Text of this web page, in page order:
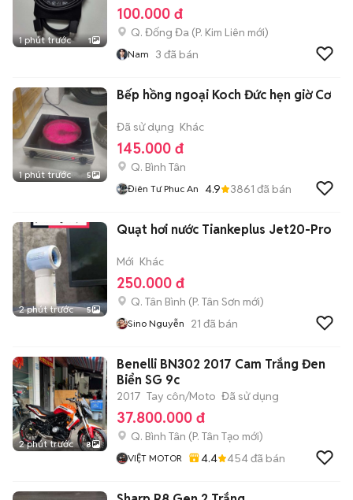
1 phút trước 1
100.000 đ
Q. Đống Đa (P. Kim Liên mới)
Nam 3 đã bán
1 phút trước 5
Bếp hồng ngoại Koch Đức hẹn giờ Cơ
Đã sử dụng Khác
145.000 đ
Q. Bình Tân
Điên Tư Phuc An 4.9 3861 đã bán
2 phút trước 5
Quạt hơi nước Tiankeplus Jet20-Pro
Mới Khác
250.000 đ
Q. Tân Bình (P. Tân Sơn mới)
Sino Nguyễn 21 đã bán
2 phút trước 8
Benelli BN302 2017 Cam Trắng Đen
Biển SG 9c
2017 Tay côn/Moto Đã sử dụng
37.800.000 đ
Q. Bình Tân (P. Tân Tạo mới)
VIỆT MOTOR 4.4 454đã bán